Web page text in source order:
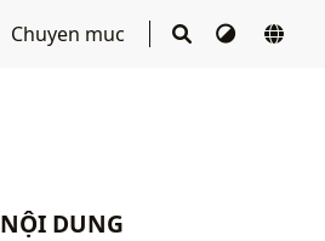
Chuyen muc
NỘI DUNG